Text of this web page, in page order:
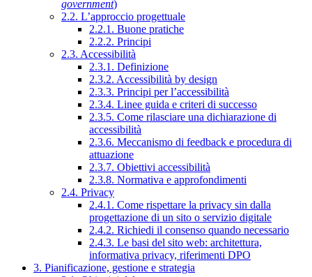
government)
2.2. L’approccio progettuale
2.2.1. Buone pratiche
2.2.2. Principi
2.3. Accessibilità
2.3.1. Definizione
2.3.2. Accessibilità by design
2.3.3. Principi per l’accessibilità
2.3.4. Linee guida e criteri di successo
2.3.5. Come rilasciare una dichiarazione di
accessibilità
2.3.6. Meccanismo di feedback e procedura di
attuazione
2.3.7. Obiettivi accessibilità
2.3.8. Normativa e approfondimenti
2.4. Privacy
2.4.1. Come rispettare la privacy sin dalla
progettazione di un sito o servizio digitale
2.4.2. Richiedi il consenso quando necessario
2.4.3. Le basi del sito web: architettura,
informativa privacy, riferimenti DPO
3. Pianificazione, gestione e strategia